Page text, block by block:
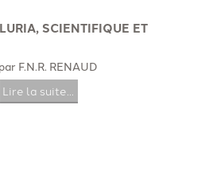
SCIENTIFIQUE ET
par F.N.R. RENAUD
Lire la suite...